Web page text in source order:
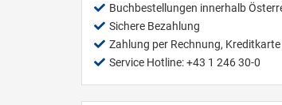
Buchbestellungen innerhalb
Sichere Bezahlung
Zahlung per Rechnung,
Service Hotline: +43 1 246 30-0